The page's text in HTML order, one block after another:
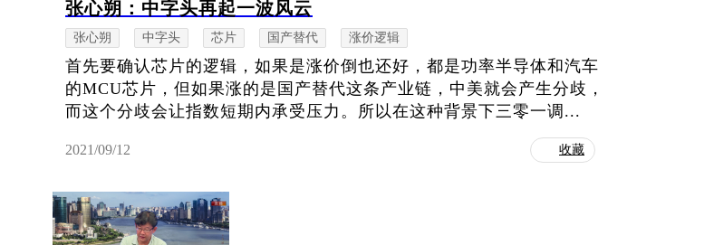
张心朔：中字头再起一波风云
张心朔 中字头 芯片 国产替代 涨价逻辑
首先要确认芯片的逻辑，如果是涨价倒也还好，都是功率半导体和汽车
的MCU芯片，但如果涨的是国产替代这条产业链，中美就会产生分歧，
而这个分歧会让指数短期内承受压力。所以在这种背景下三零一调...
2021/09/12 收藏